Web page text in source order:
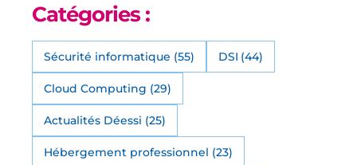
Catégories :
Sécurité informatique (55) DSI (44)
Cloud Computing (29)
Actualités Déessi (25)
Hébergement professionnel (23)